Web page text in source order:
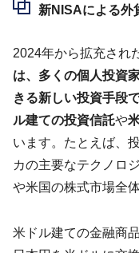
新NISAによる外
2024年から拡充され
は、多くの個人投資
きる新しい投資手段
ル建ての投資信託や
います。たとえば、
カの主要なテクノロ
や米国の株式市場全
米ドル建ての金融商